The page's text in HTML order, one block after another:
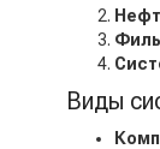
Виды